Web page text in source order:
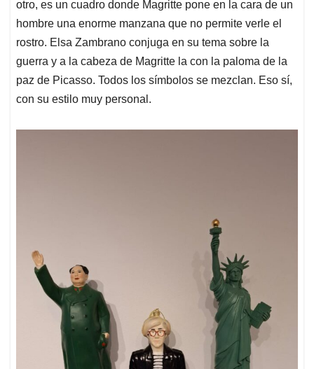
otro, es un cuadro donde Magritte pone en la cara de un
hombre una enorme manzana que no permite verle el
rostro. Elsa Zambrano conjuga en su tema sobre la
guerra y a la cabeza de Magritte la con la paloma de la
paz de Picasso. Todos los símbolos se mezclan. Eso sí,
con su estilo muy personal.